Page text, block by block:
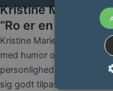
Kristine Marie Rost
“Ro er en
Kristine Marie Rost
med humor og stor
personlighed med en
sig godt tilpas er